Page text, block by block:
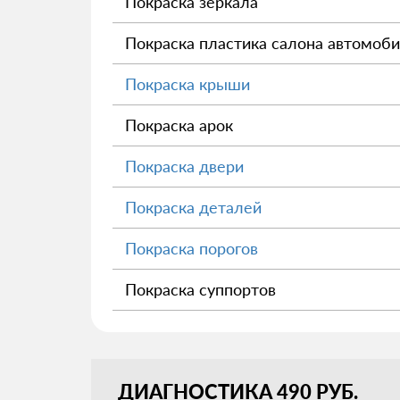
Покраска пластика салона
Покраска крыши
Покраска арок
Покраска двери
Покраска деталей
Покраска порогов
Покраска суппортов
ДИАГНОСТИКА 490 РУБ.